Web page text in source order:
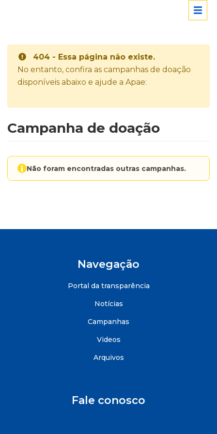
404 - Essa página não existe.
No entanto, confira as campanhas de doação
disponíveis abaixo e ajude a Apae:
Campanha de doação
Não foram encontradas outras campanhas.
Navegação
Portal da transparência
Notícias
Campanhas
Videos
Arquivos
Fale conosco